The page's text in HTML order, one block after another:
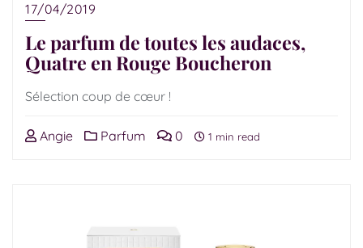
17/04/2019
Le parfum de toutes les audaces,
Quatre en Rouge Boucheron
Sélection coup de cœur !
Angie Parfum 0 1 min read